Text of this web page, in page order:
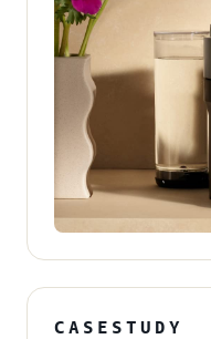
CASESTUDY